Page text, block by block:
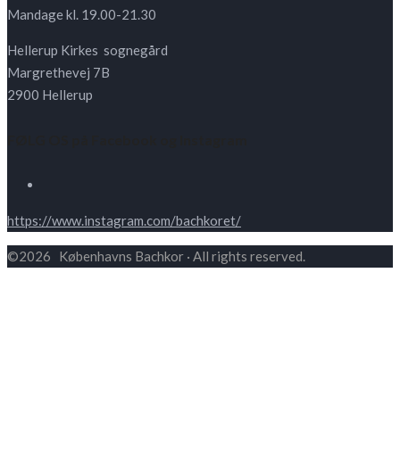
Mandage kl. 19.00-21.30
Hellerup Kirkes sognegård
Margrethevej 7B
2900 Hellerup
https://www.instagram.com/bachkoret/
©2026 Københavns Bachkor · All rights reserved.